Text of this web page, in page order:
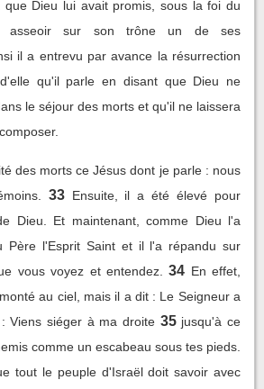
que Dieu lui avait promis, sous la foi du
asseoir sur son trône un de ses
il a entrevu par avance la résurrection
qu'il parle en disant que Dieu ne
le séjour des morts et qu'il ne laissera
des morts ce Jésus dont je parle : nous
33 Ensuite, il a été élevé pour
Dieu. Et maintenant, comme Dieu l'a
Père l'Esprit Saint et il l'a répandu sur
vous voyez et entendez.
34 En effet,
au ciel, mais il a dit : Le Seigneur a
Viens siéger à ma droite 35 jusqu'à ce
comme un escabeau sous tes pieds.
tout le peuple d'Israël doit savoir avec